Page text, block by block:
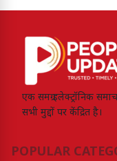
एक समग्र इलेक्ट्रॉनिक
सभी मुद्दों पर केंद्रित है।
POPULAR